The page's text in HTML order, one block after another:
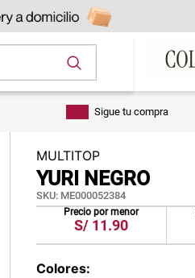
Sigue tu compra
MULTITOP
YURI NEGRO
SKU: ME000052384
Precio por menor
S/ 11.90
Colores